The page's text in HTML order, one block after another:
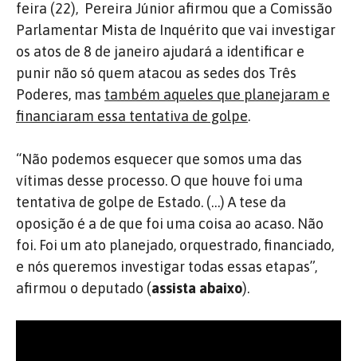
feira (22), Pereira Júnior afirmou que a Comissão
Parlamentar Mista de Inquérito que vai investigar
os atos de 8 de janeiro ajudará a identificar e
punir não só quem atacou as sedes dos Três
Poderes, mas também aqueles que planejaram e
financiaram essa tentativa de golpe.
“Não podemos esquecer que somos uma das
vítimas desse processo. O que houve foi uma
tentativa de golpe de Estado. (…) A tese da
oposição é a de que foi uma coisa ao acaso. Não
foi. Foi um ato planejado, orquestrado, financiado,
e nós queremos investigar todas essas etapas”,
afirmou o deputado (assista abaixo).